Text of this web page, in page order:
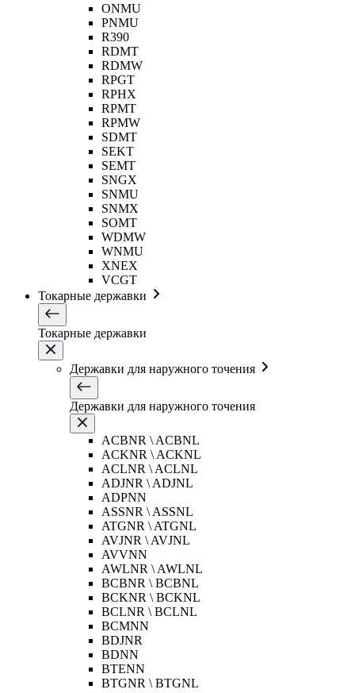
ONMU
PNMU
R390
RDMT
RDMW
RPGT
RPHX
RPMT
RPMW
SDMT
SEKT
SEMT
SNGX
SNMU
SNMX
SOMT
WDMW
WNMU
XNEX
VCGT
Токарные державки
Токарные державки
Державки для наружного точения
Державки для наружного точения
ACBNR \ ACBNL
ACKNR \ ACKNL
ACLNR \ ACLNL
ADJNR \ ADJNL
ADPNN
ASSNR \ ASSNL
ATGNR \ ATGNL
AVJNR \ AVJNL
AVVNN
AWLNR \ AWLNL
BCBNR \ BCBNL
BCKNR \ BCKNL
BCLNR \ BCLNL
BCMNN
BDJNR
BDNN
BTENN
BTGNR \ BTGNL